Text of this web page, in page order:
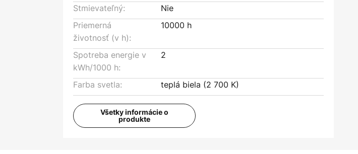
Stmievateľný:
Nie
Priemerná
životnosť (v h):
10000 h
Spotreba energie v
kWh/1000 h:
2
Farba svetla: teplá biela (2 700 K)
Všetky informácie o
produkte